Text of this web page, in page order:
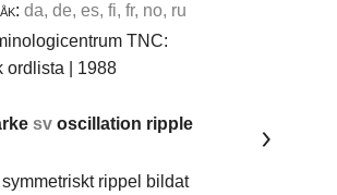
da, de, es, fi, fr, no, ru
TNC:
ordlista | 1988
svoscillation ripple
symmetriskt rippel bildat